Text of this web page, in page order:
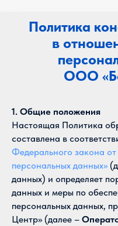
Политика
в
ООО
1. Общие положения
Настоящая Политика
составлена в
Федерального закона
персональных данных»
данных) и определяет
данных и меры по
персональных данных,
Центр» (далее –